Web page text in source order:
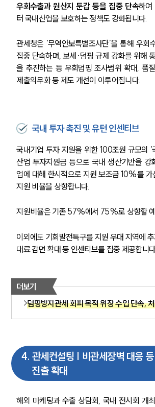
우회수출과 원산지 둔갑 등을 집중 단속하여
터 국내산업을 보호하는 정책도 강화됩니다.
관세청은 ‘무역안보특별조사단’을 통해 우회
집중 단속하며, 보세·덤핑 규제 강화를 위해
을 추진하는 등 우회덤핑 조사범위 확대, 품
제출의무화 등 제도 개선이 이루어집니다.
국내 투자 촉진 및 유턴 인센티브
국내기업 투자 지원을 위한 100조원 규모의 ‘
산업 투자지원금 등으로 국내 생산기반을 강
업에 대해 한시적으로 지원 보조금 10%를 가
지원 비율을 상향합니다.
지원비율은 기존 57%에서 75%로 상향할
이외에도 기회발전특구를 지원 우대 지역에
대료 감면 확대 등 인센티브를 집중 제공합니
더보기
덤핑방지관세 회피 목적 위장 수입 단속,
4. 관세컨설팅 | 비관세장벽 대응
진출 확대
해외 마케팅과 수출 상담회, 국내 전시회 개